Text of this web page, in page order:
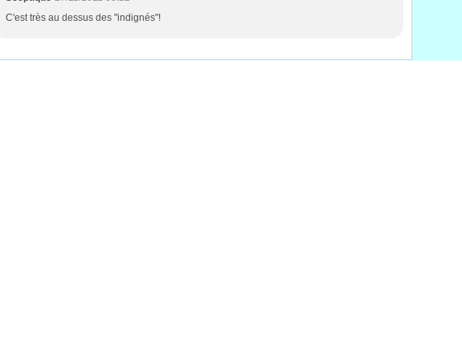
C'est très au dessus des "indignés"!